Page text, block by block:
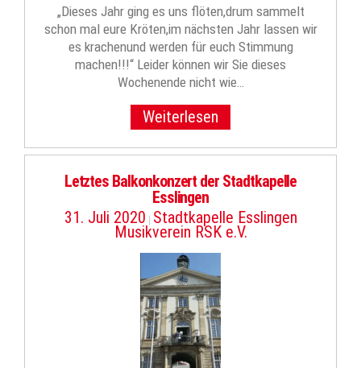
„Dieses Jahr ging es uns flöten,drum sammelt
schon mal eure Kröten,im nächsten Jahr lassen wir
es krachenund werden für euch Stimmung
machen!!!“ Leider können wir Sie dieses
Wochenende nicht wie…
Weiterlesen
Letztes Balkonkonzert der Stadtkapelle
Esslingen
31. Juli 2020 | Stadtkapelle Esslingen
Musikverein RSK e.V.